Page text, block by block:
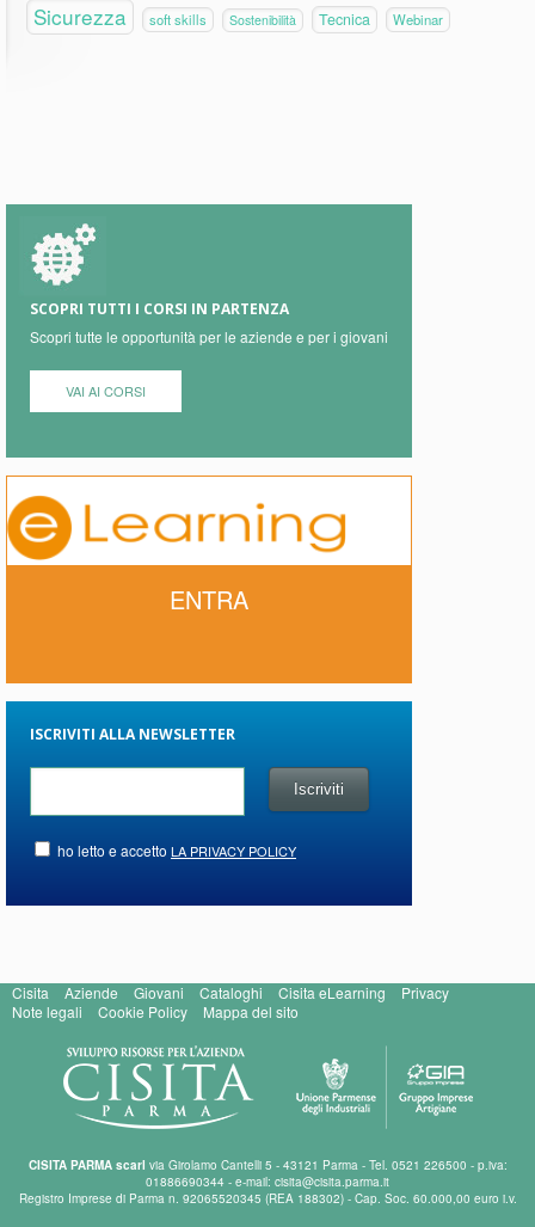
Sicurezza soft skills Sostenibilità Tecnica Webinar
SCOPRI TUTTI I CORSI IN PARTENZA
Scopri tutte le opportunità per le aziende e per i giovani
VAI AI CORSI
ENTRA
ISCRIVITI ALLA NEWSLETTER
ho letto e accetto LA PRIVACY POLICY
Cisita Aziende Giovani Cataloghi Cisita eLearning
Privacy
Note legali
Cookie Policy Mappa del sito
CISITA PARMA scarl via Girolamo Cantelli 5 - 43121 Parma - Tel. 0521 226500 - p.iva:
01886690344 - e-mail: cisita@cisita.parma.it
Registro Imprese di Parma n. 92065520345 (REA 188302) - Cap. Soc. 60.000,00 euro i.v.